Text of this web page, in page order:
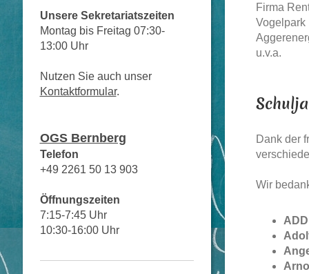
Unsere Sekretariatszeiten
Montag bis Freitag 07:30-
13:00 Uhr
Nutzen Sie auch unser
Kontaktformular.
OGS Bernberg
Telefon
+49 2261 50 13 903
Öffnungszeiten
7:15-7:45 Uhr
10:30-16:00 Uhr
Firma
Vogelpark
u.v.a.
Dank der
Wir